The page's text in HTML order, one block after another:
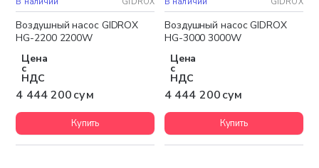
Бесплатная доставка
Воздушный насос GIDROX
HG-2200 2200W
Цена
с
НДС
4 444 200 сум
Купить
Бесплатная доставка
Воздушный насос GIDROX
HG-3000 3000W
Цена
с
НДС
4 444 200 сум
Купить